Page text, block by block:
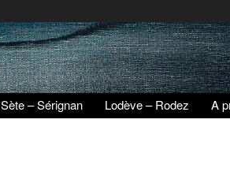
Sète – Sérignan Lodève – Rodez A